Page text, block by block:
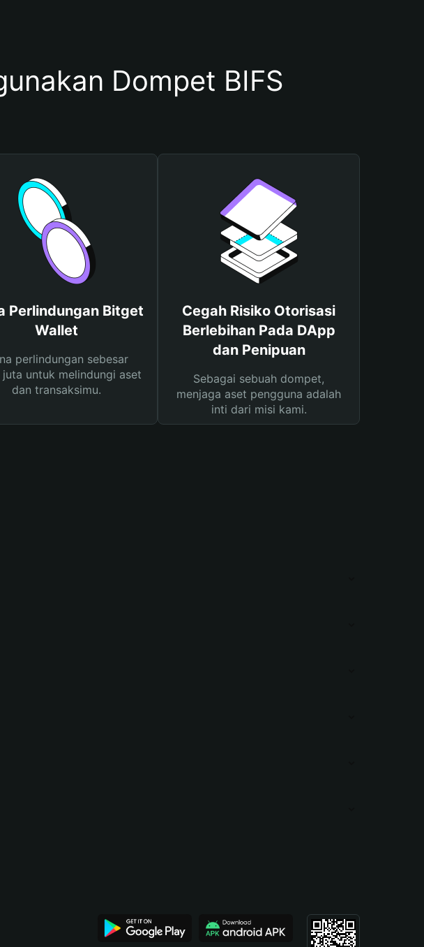
Dompet BIFS
Perlindungan Bitget
Wallet
perlindungan sebesar
untuk melindungi aset
dan transaksimu.
Cegah Risiko Otorisasi
Berlebihan Pada DApp
dan Penipuan
Sebagai sebuah dompet,
menjaga aset pengguna adalah
inti dari misi kami.